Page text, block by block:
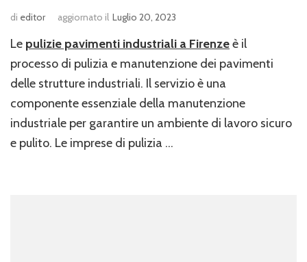
di editor aggiornato il Luglio 20, 2023
Le pulizie pavimenti industriali a Firenzeè il
processo di pulizia e manutenzione dei pavimenti
delle strutture industriali. Il servizio è una
componente essenziale della manutenzione
industriale per garantire un ambiente di lavoro sicuro
e pulito. Le imprese di pulizia …